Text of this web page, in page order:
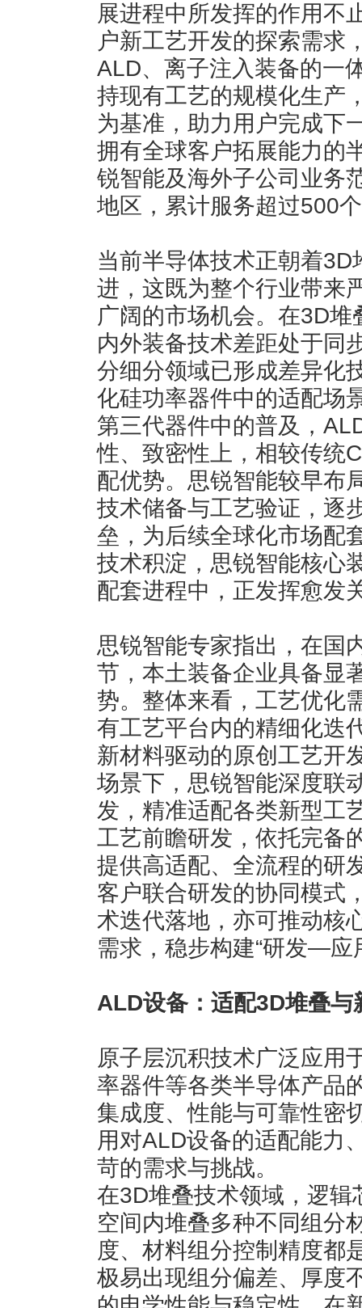
展进程中所发挥的作用不
户新工艺开发的探索需求
ALD、离子注入装备的一
持现有工艺的规模化生产
为基准，助力用户完成下
拥有全球客户拓展能力的
锐智能及海外子公司业务
地区，累计服务超过500
当前半导体技术正朝着
进，这既为整个行业带来
广阔的市场机会。在3D
内外装备技术差距处于同
分细分领域已形成差异化
化硅功率器件中的适配场
第三代器件中的普及，
性、致密性上，相较传统
配优势。思锐智能较早布
技术储备与工艺验证，逐
垒，为后续全球化市场配
技术积淀，思锐智能核心
配套进程中，正发挥愈发
思锐智能专家指出，在国
节，本土装备企业具备显
势。整体来看，工艺优化
有工艺平台内的精细化迭
新材料驱动的原创工艺开
场景下，思锐智能深度联
发，精准适配各类新型工
工艺前瞻研发，依托完备
提供高适配、全流程的研
客户联合研发的协同模式
术迭代落地，亦可推动核
需求，稳步构建“研发—
ALD设备：适配3D堆叠与
原子层沉积技术广泛应用
率器件等各类半导体产品
集成度、性能与可靠性密
用对ALD设备的适配能力
苛的需求与挑战。
在3D堆叠技术领域，逻辑
空间内堆叠多种不同组分
度、材料组分控制精度都
极易出现组分偏差、厚度